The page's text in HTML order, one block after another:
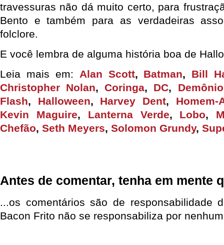
travessuras não dá muito certo, para
Bento e também para as verdadeiras
folclore.
E você lembra de alguma história boa de
Leia mais em: Alan Scott, Batman, Bill
Christopher Nolan,Coringa, DC,
Flash, Halloween, Harvey Dent, Homem-
Kevin Maguire, Lanterna Verde, Lobo,
Chefão, Seth Meyers, Solomon Grundy,
Antes de comentar, tenha em mente
...os comentários são de responsabilidade
Bacon Frito não se responsabiliza por